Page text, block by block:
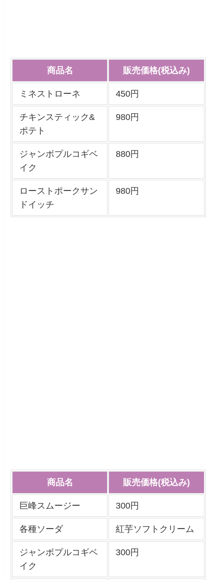
商品名 販売価格(税込み)
ミネストローネ 450円
チキンスティック&
ポテト
980円
ジャンボプルコギベ
イク
880円
ローストポークサン
ドイッチ
980円
商品名 販売価格(税込み)
巨峰スムージー 300円
各種ソーダ 紅芋ソフトクリーム
ジャンボプルコギベ
イク
300円